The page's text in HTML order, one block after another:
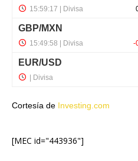
Cortesía de Investing.com
[MEC id="443936"]